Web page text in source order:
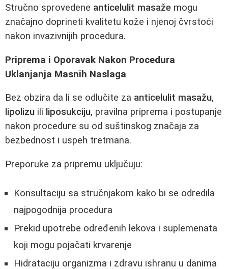
Stručno sprovedene anticelulit masaže mogu
značajno doprineti kvalitetu kože i njenoj čvrstoći
nakon invazivnijih procedura.
Priprema i Oporavak Nakon Procedura
Uklanjanja Masnih Naslaga
Bez obzira da li se odlučite za anticelulit masažu,
lipolizu ili liposukciju, pravilna priprema i postupanje
nakon procedure su od suštinskog značaja za
bezbednost i uspeh tretmana.
Preporuke za pripremu uključuju:
Konsultaciju sa stručnjakom kako bi se odredila
najpogodnija procedura
Prekid upotrebe određenih lekova i suplemenata
koji mogu pojačati krvarenje
Hidrataciju organizma i zdravu ishranu u danima